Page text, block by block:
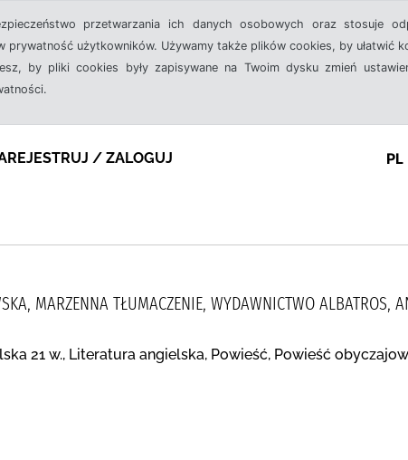
przetwarzania ich danych osobowych oraz stosuje
użytkowników. Używamy także plików cookies, by ułatwić
by pliki cookies były zapisywane na Twoim dysku zmień
/ ZALOGUJ PL
MARZENNA TŁUMACZENIE, WYDAWNICTWO ALBATROS,
21 w., Literatura angielska, Powieść, Powieść